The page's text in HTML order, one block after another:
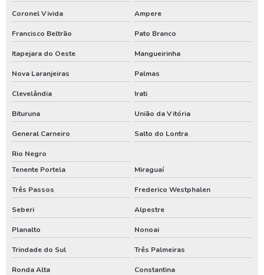
Perfuração de poço preço
Perfuração de poço profundo
Perfuração de poço tubular
Perfuração de poço tubular profundo
Perfuração poço artesiano projeto
Perfurar poço artesiano
Perfurar poço artesiano preço
Perfurar poço artesiano quanto custa
Poço artesiano custo
Poço artesiano de 150 metros
Coronel Vivida Ampere
Francisco Beltrão Pato Branco
Itapejara do Oeste Mangueirinha
Nova Laranjeiras Palmas
Clevelândia Irati
Bituruna União da Vitória
General Carneiro Salto do Lontra
Rio Negro
Tenente Portela
Miraguaí
Três Passos Frederico Westphalen
Seberi Alpestre
Planalto Nonoai
Trindade do Sul Três Palmeiras
Ronda Alta Constantina